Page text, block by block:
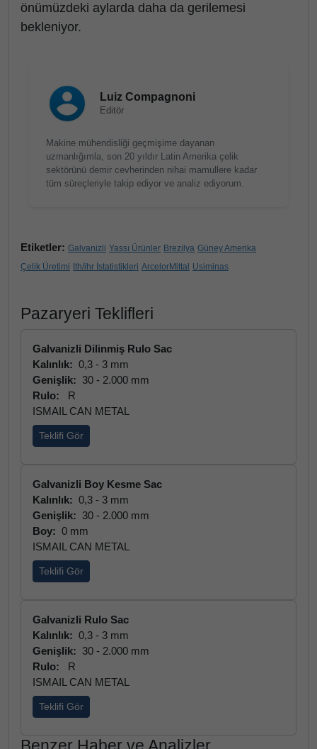
önümüzdeki aylarda daha da gerilemesi
bekleniyor.
Luiz Compagnoni
Editör
Makine mühendisliği geçmişime dayanan
uzmanlığımla, son 20 yıldır Latin Amerika çelik
sektörünü demir cevherinden nihai mamullere kadar
tüm süreçleriyle takip ediyor ve analiz ediyorum.
Etiketler: Galvanizli Yassı Ürünler Brezilya Güney Amerika
Çelik Üretimi İth/ihr İstatistikleri ArcelorMittal Usiminas
Pazaryeri Teklifleri
Galvanizli Dilinmiş Rulo Sac
Kalınlık: 0,3 - 3 mm
Genişlik: 30 - 2.000 mm
Rulo:
R
ISMAIL CAN METAL
Teklifi Gör
Galvanizli Boy Kesme Sac
Kalınlık: 0,3 - 3 mm
Genişlik: 30 - 2.000 mm
Boy: 0 mm
ISMAIL CAN METAL
Teklifi Gör
Galvanizli Rulo Sac
Kalınlık: 0,3 - 3 mm
Genişlik: 30 - 2.000 mm
Rulo:
R
ISMAIL CAN METAL
Teklifi Gör